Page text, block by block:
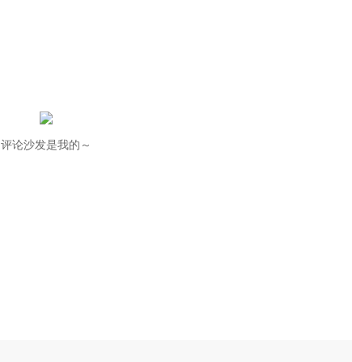
评论沙发是我的～